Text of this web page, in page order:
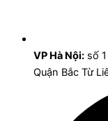
VP Hà Nội: số
Quận Bắc Từ